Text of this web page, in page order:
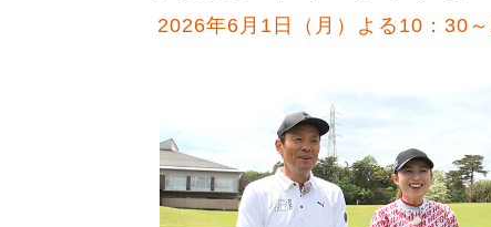
2026年6月1日（月）よる10：30